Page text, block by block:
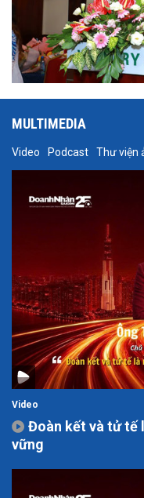
MULTIMEDIA
Video Podcast Thư viện
Video
Đoàn kết và tử tế
vững